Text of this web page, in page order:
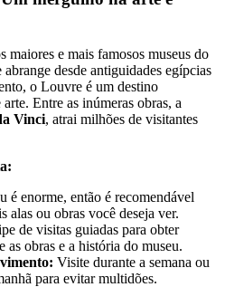
maiores e mais famosos museus do
desde antiguidades egípcias
o Louvre é um destino
Entre as inúmeras obras, a
Vinci, atrai milhões de visitantes
é enorme, então é recomendável
alas ou obras você deseja ver.
de visitas guiadas para obter
as obras e a história do museu.
Visite durante a semana ou
para evitar multidões.